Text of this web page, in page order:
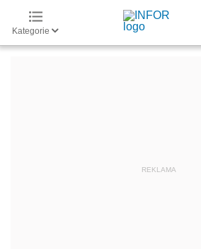
Kategorie